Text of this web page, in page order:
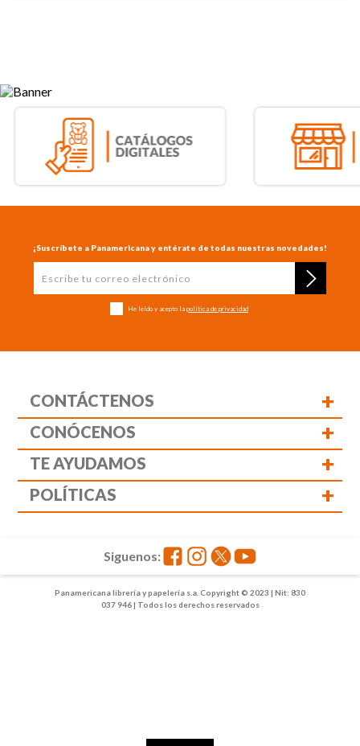
¡Suscríbete a Panamericana y entérate de todas nuestras novedades!
He leído y acepto la política de privacidad
CONTÁCTENOS +
CONÓCENOS +
TE AYUDAMOS +
POLÍTICAS +
Panamericana librería y papelería s.a. Copyright © 2023 | Nit: 830
037 946 | Todos los derechos reservados
Siguenos: